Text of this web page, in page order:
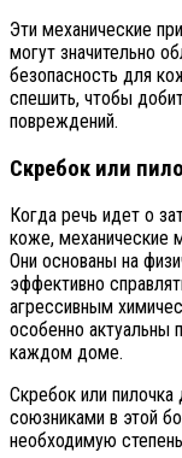
Эти механические
могут значительно
безопасность для
спешить, чтобы
повреждений.
Скребок или
Когда речь идет о
коже, механические
Они основаны на
эффективно
агрессивным
особенно актуальны
каждом доме.
Скребок или
союзниками в этой
необходимую